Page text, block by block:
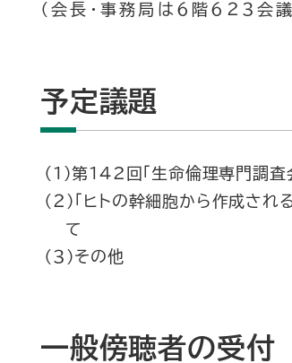
（会長・事務局は６階６２３
予定議題
（１）第142回「生命倫理専門調査
（２）「ヒトの幹細胞から作成さ
て
（３）その他
一般傍聴者の受付